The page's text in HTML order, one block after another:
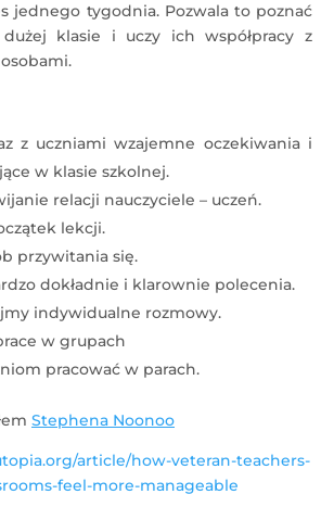
jednego tygodnia. Pozwala to poznać
klasie i uczy ich współpracy z
z uczniami wzajemne oczekiwania i
w klasie szkolnej.
relacji nauczyciele – uczeń.
lekcji.
przywitania się.
dokładnie i klarownie polecenia.
indywidualne rozmowy.
w grupach
pracować w parach.
Stephena Noonoo
article/how-veteran-teachers-
feel-more-manageable